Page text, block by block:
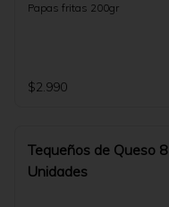
Papas fritas 200gr
$2.990
Tequeños de Queso 8
Unidades